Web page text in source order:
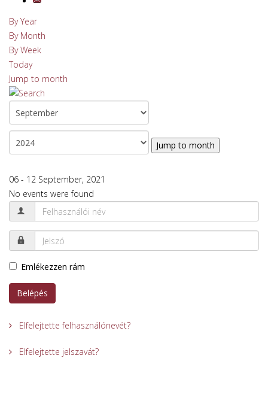
By Year
By Month
By Week
Today
Jump to month
Jump to month
06 - 12 September, 2021
No events were found
Emlékezzen rám
Belépés
Elfelejtette felhasználónevét?
Elfelejtette jelszavát?